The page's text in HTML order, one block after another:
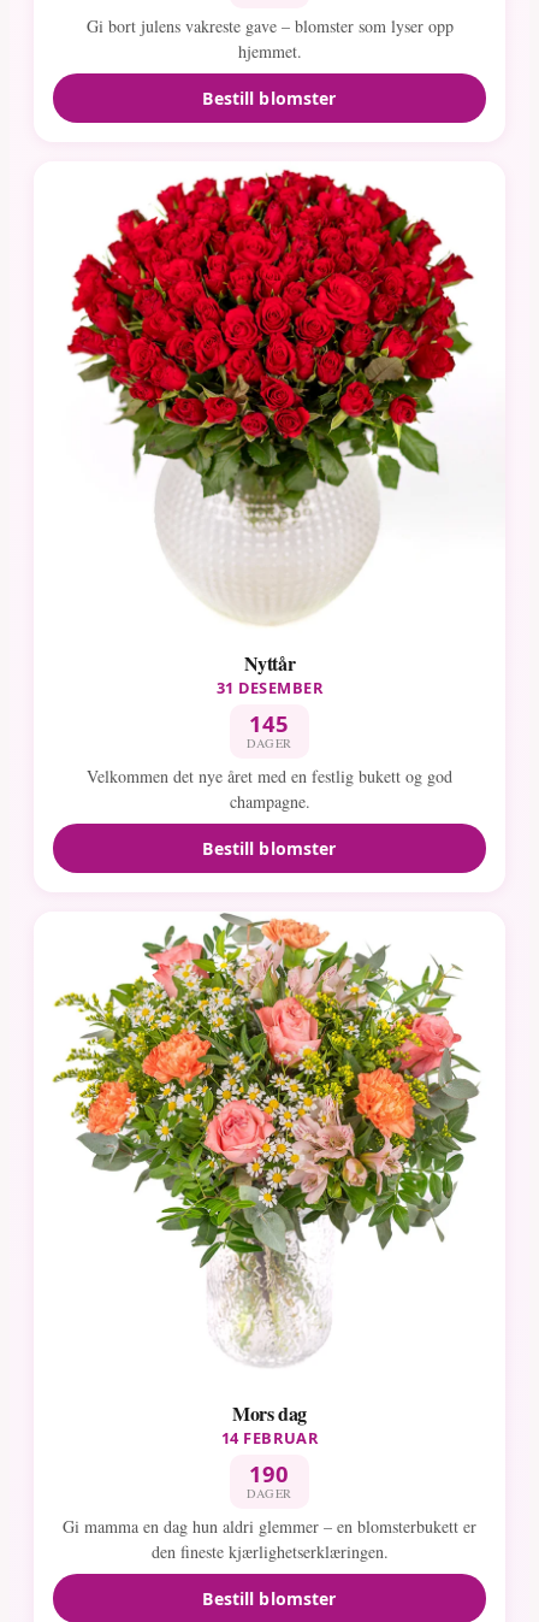
Gi bort julens vakreste gave – blomster som lyser opp
hjemmet.
Bestill blomster
Nyttår
31 DESEMBER
145
DAGER
Velkommen det nye året med en festlig bukett og god
champagne.
Bestill blomster
Mors dag
14 FEBRUAR
190
DAGER
Gi mamma en dag hun aldri glemmer – en blomsterbukett er
den fineste kjærlighetserklæringen.
Bestill blomster